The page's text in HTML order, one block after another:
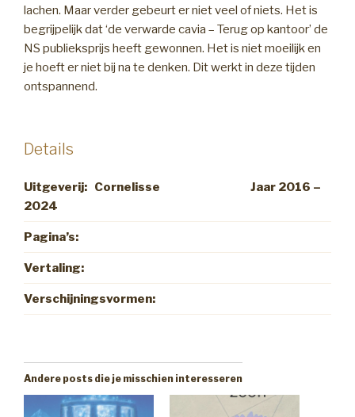
lachen. Maar verder gebeurt er niet veel of niets. Het is
begrijpelijk dat ‘de verwarde cavia – Terug op kantoor’ de
NS publieksprijs heeft gewonnen. Het is niet moeilijk en
je hoeft er niet bij na te denken. Dit werkt in deze tijden
ontspannend.
Details
Uitgeverij: Cornelisse Jaar 2016 –
2024
Pagina’s:
Vertaling:
Verschijningsvormen:
Andere posts die je misschien interesseren